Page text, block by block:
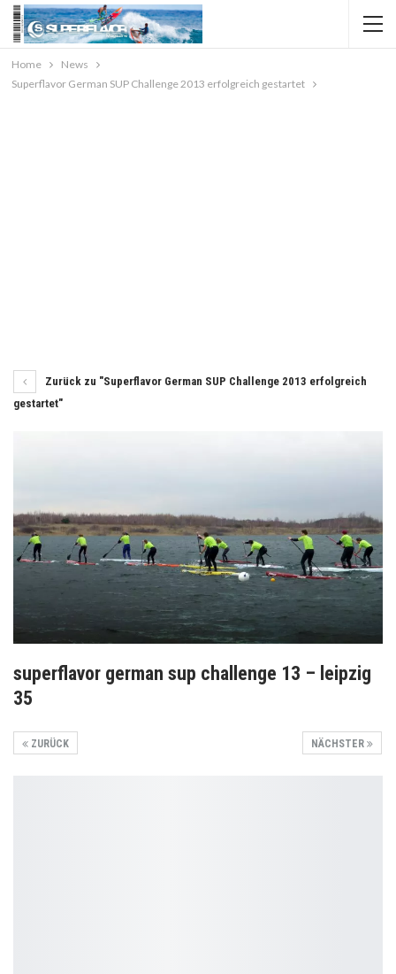
Home
News
Superflavor German SUP Challenge 2013 erfolgreich gestartet
Zurück zu "Superflavor German SUP Challenge 2013 erfolgreich
gestartet"
superflavor german sup challenge 13 – leipzig
35
NÄCHSTER
ZURÜCK